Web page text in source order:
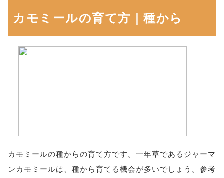
カモミールの育て方｜種から
カモミールの種からの育て方です。一年草であるジャーマ
ンカモミールは、種から育てる機会が多いでしょう。参考